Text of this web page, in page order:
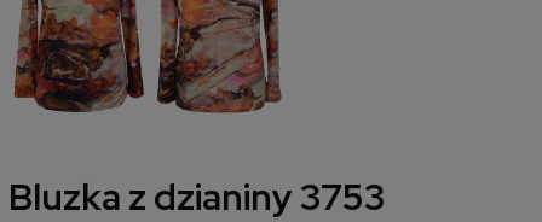
Bluzka z dzianiny 3753